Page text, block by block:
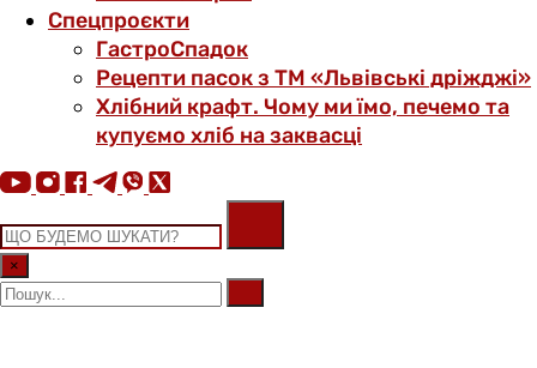
Спецпроєкти
ГастроСпадок
Рецепти пасок з ТМ «Львівські дріжджі»
Хлібний крафт. Чому ми їмо, печемо та
купуємо хліб на заквасці
×